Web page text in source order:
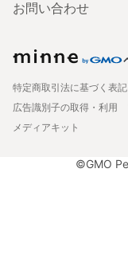
お問い合わせ
特定商取引法に基づく表記
広告識別子の取得・利用
メディアキット
©GMO